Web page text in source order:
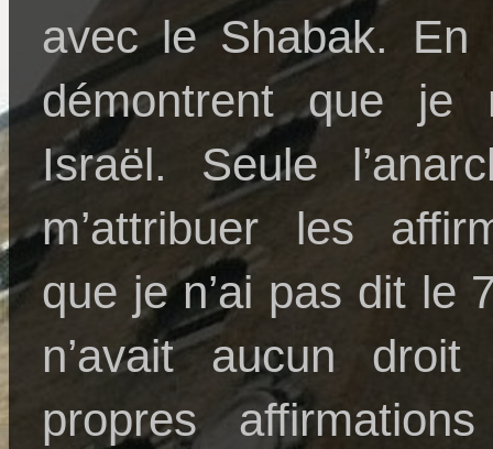
avec le Shabak. En
démontrent que je
Israël. Seule
m’attribuer les
que je n’ai pas dit le
n’avait aucun
propres